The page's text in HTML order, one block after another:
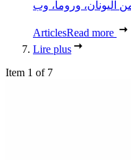
ArticlesRead more
Lire plus
Item 1 of 7